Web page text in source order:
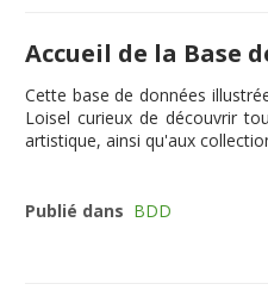
Accueil de la Base
Cette base de données
Loisel curieux de découvrir
artistique, ainsi qu'aux
Publié dans BDD